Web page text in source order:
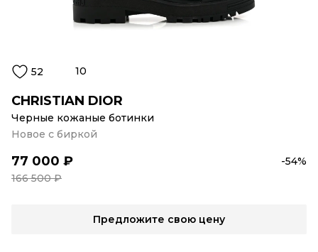
52 10
CHRISTIAN DIOR
Черные кожаные ботинки
Новое с биркой
77 000 ₽
-54%
166 500 ₽
Предложите свою цену